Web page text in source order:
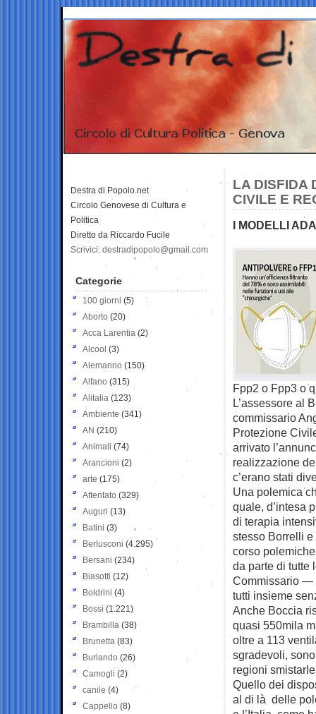
LA DISFIDA
CIVILE E
I MODELLI
Fpp2 o Fpp3 o
L’assessore al
commissario
Protezione
arrivato
realizzazione
c’erano stati
Una polemica
quale, d’intesa
di terapia
stesso Borrelli
corso
da parte di tutte
Commissario —
tutti insieme
Anche Boccia
quasi 550mila
oltre a 113
sgradevoli,
regioni
Quello dei
al di là delle
Destra di Popolo.net
Circolo Genovese di Cultura e
Politica
Diretto da Riccardo Fucile
Scrivici: destradipopolo@gmail.com
Categorie
100 giorni (5)
Aborto (20)
Acca Larentia (2)
Alcool (3)
Alemanno (150)
Alfano (315)
Alitalia (123)
Ambiente (341)
AN (210)
Animali (74)
Arancioni (2)
arte (175)
Attentato (329)
Auguri (13)
Batini (3)
Berlusconi (4.295)
Bersani (234)
Biasotti (12)
Boldrini (4)
Bossi (1.221)
Brambilla (38)
Brunetta (83)
Burlando (26)
Camogli (2)
canile (4)
Cappello (8)